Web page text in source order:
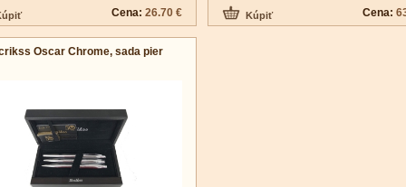
Cena: 26.70 € Cena:
Oscar Chrome, sada pier